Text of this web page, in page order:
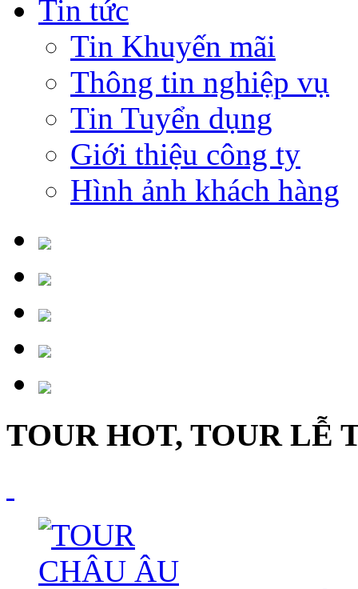
Tin tức
Tin Khuyến mãi
Thông tin nghiệp vụ
Tin Tuyển dụng
Giới thiệu công ty
Hình ảnh khách hàng
TOUR HOT, TOUR LỄ